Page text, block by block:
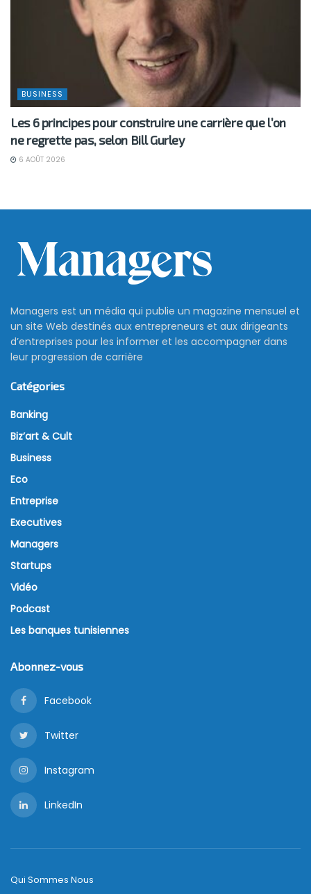
BUSINESS
Les 6 principes pour construire une carrière que l’on
ne regrette pas, selon Bill Gurley
6 AOÛT 2026
Managers est un média qui publie un magazine mensuel et
un site Web destinés aux entrepreneurs et aux dirigeants
d’entreprises pour les informer et les accompagner dans
leur progression de carrière
Catégories
Banking
Biz’art & Cult
Business
Eco
Entreprise
Executives
Managers
Startups
Vidéo
Podcast
Les banques tunisiennes
Abonnez-vous
Facebook
Twitter
Instagram
LinkedIn
Qui Sommes Nous